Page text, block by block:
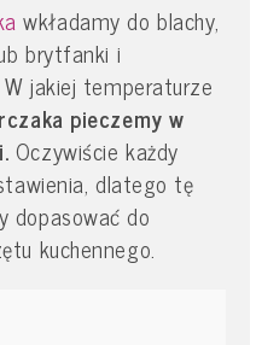
wkładamy do blachy,
brytfanki i
jakiej temperaturze
pieczemy w
Oczywiście każdy
dlatego tę
dopasować do
kuchennego.